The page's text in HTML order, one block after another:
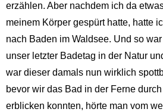
erzählen. Aber nachdem ich da
meinem Körper gespürt hatte, hatte
nach Baden im Waldsee. Und so
unser letzter Badetag in der Natur
war dieser damals nun wirklich
bevor wir das Bad in der Ferne
erblicken konnten, hörte man vom